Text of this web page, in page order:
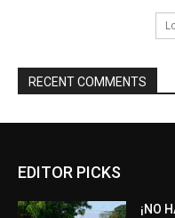
RECENT COMMENTS
EDITOR PICKS
¡NO